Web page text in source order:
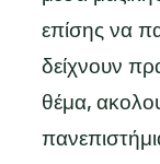
επίσης να
δείχνουν
θέμα,